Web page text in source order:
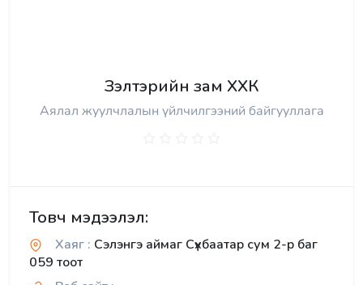
Зэлтэрийн зам ХХК
Аялал жуулчлалын үйлчилгээний байгууллага
Товч мэдээлэл:
Хаяг : Сэлэнгэ аймаг Сүхбаатар сум 2-р баг
059 тоот